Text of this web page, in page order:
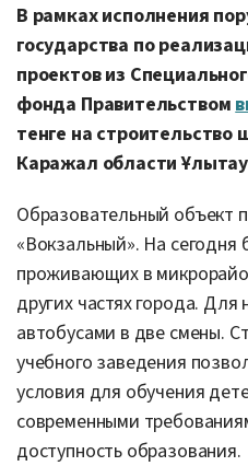
В рамках исполнения
государства по
проектов из
фонда Правительством
тенге на строительство
Каражал области
Образовательный объект
«Вокзальный». На
проживающих в
других частях города.
автобусами в две смены.
учебного заведения
условия для обучения
современными
доступность образования.